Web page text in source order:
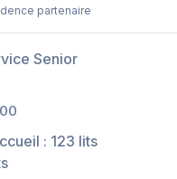
partenaire
Senior
: 123 lits